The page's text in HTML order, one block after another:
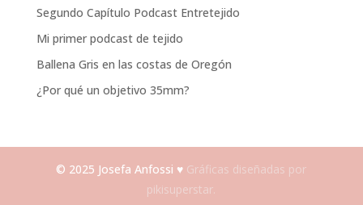
Segundo Capítulo Podcast Entretejido
Mi primer podcast de tejido
Ballena Gris en las costas de Oregón
¿Por qué un objetivo 35mm?
© 2025 Josefa Anfossi ♥ Gráficas diseñadas por
pikisuperstar.